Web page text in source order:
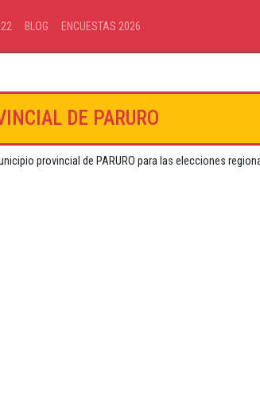
BLOG ENCUESTAS 2026
DE PARURO
provincial de PARURO para las elecciones